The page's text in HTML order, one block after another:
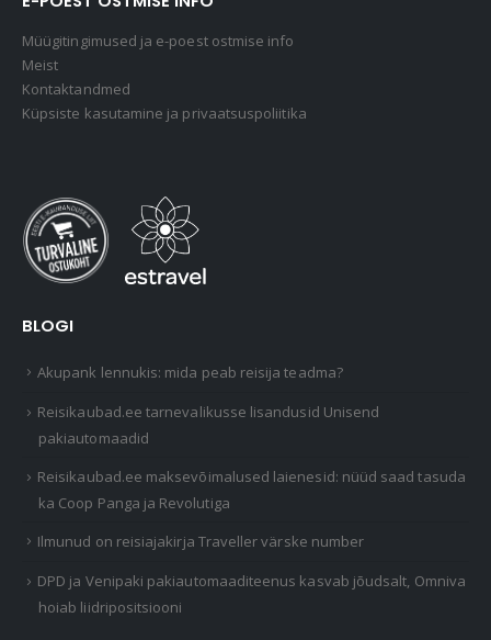
Müügitingimused ja e-poest ostmise info
Meist
Kontaktandmed
Küpsiste kasutamine ja privaatsuspoliitika
BLOGI
Akupank lennukis: mida peab reisija teadma?
Reisikaubad.ee tarnevalikusse lisandusid Unisend
pakiautomaadid
Reisikaubad.ee maksevõimalused laienesid: nüüd saad tasuda
ka Coop Panga ja Revolutiga
Ilmunud on reisiajakirja Traveller värske number
DPD ja Venipaki pakiautomaaditeenus kasvab jõudsalt, Omniva
hoiab liidripositsiooni